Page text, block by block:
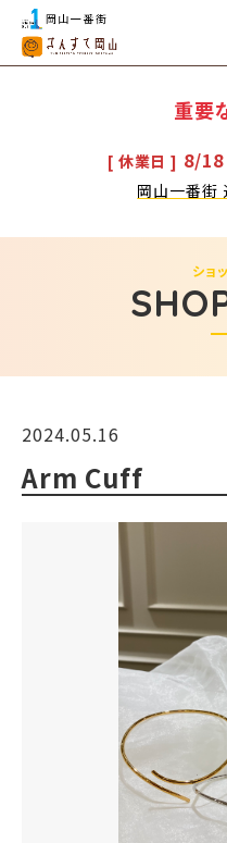
重要
[ 休業日 ] 8/18
岡山一番街
ショ
2024.05.16
Arm Cuff